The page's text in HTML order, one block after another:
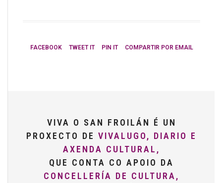
FACEBOOK TWEET IT PIN IT COMPARTIR POR EMAIL
VIVA O SAN FROILÁN É UN
PROXECTO DE VIVALUGO, DIARIO E
AXENDA CULTURAL,
QUE CONTA CO APOIO DA
CONCELLERÍA DE CULTURA,